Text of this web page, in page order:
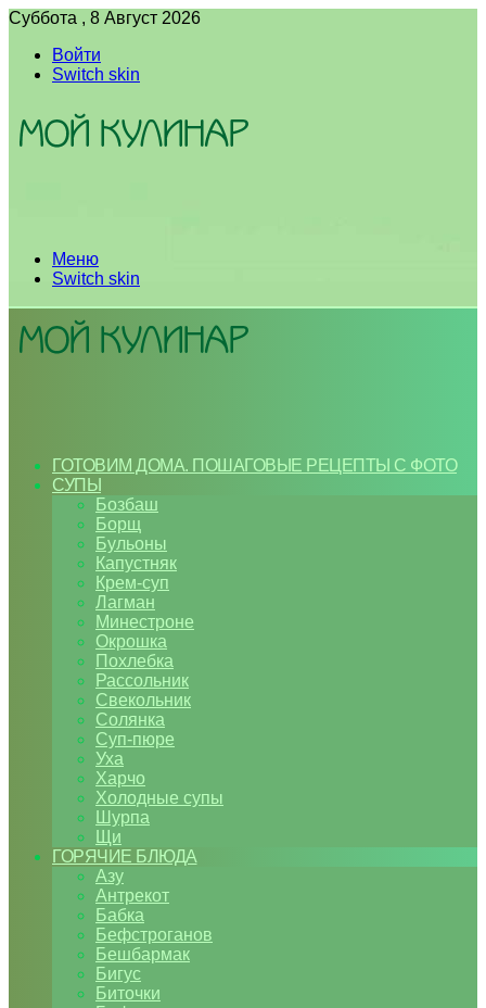
Суббота , 8 Август 2026
Войти
Switch skin
Меню
Switch skin
ГОТОВИМ ДОМА. ПОШАГОВЫЕ РЕЦЕПТЫ С ФОТО
СУПЫ
Бозбаш
Борщ
Бульоны
Капустняк
Крем-суп
Лагман
Минестроне
Окрошка
Похлебка
Рассольник
Свекольник
Солянка
Суп-пюре
Уха
Харчо
Холодные супы
Шурпа
Щи
ГОРЯЧИЕ БЛЮДА
Азу
Антрекот
Бабка
Бефстроганов
Бешбармак
Бигус
Биточки